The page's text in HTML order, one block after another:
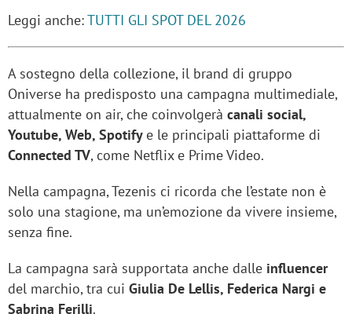
Leggi anche:TUTTI GLI SPOT DEL 2026
A sostegno della collezione, il brand di gruppo
Oniverse ha predisposto una campagna multimediale,
attualmente on air, che coinvolgerà canali social,
Youtube, Web, Spotify e le principali piattaforme di
Connected TV, come Netflix e Prime Video.
Nella campagna, Tezenis ci ricorda che l’estate non è
solo una stagione, ma un’emozione da vivere insieme,
senza fine.
La campagna sarà supportata anche dalle influencer
del marchio, tra cui Giulia De Lellis, Federica Nargi e
Sabrina Ferilli.